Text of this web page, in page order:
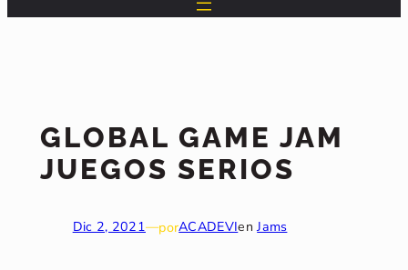
GLOBAL GAME JAM
JUEGOS SERIOS
Dic 2, 2021—porACADEVIenJams